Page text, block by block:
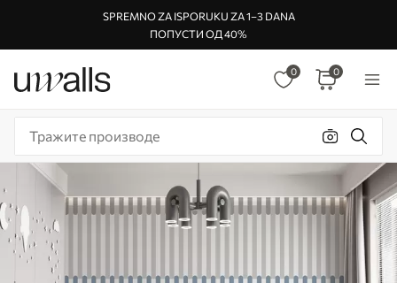
SPREMNO ZA ISPORUKU ZA 1–3 DANA
ПОПУСТИ ОД 40%
0 0